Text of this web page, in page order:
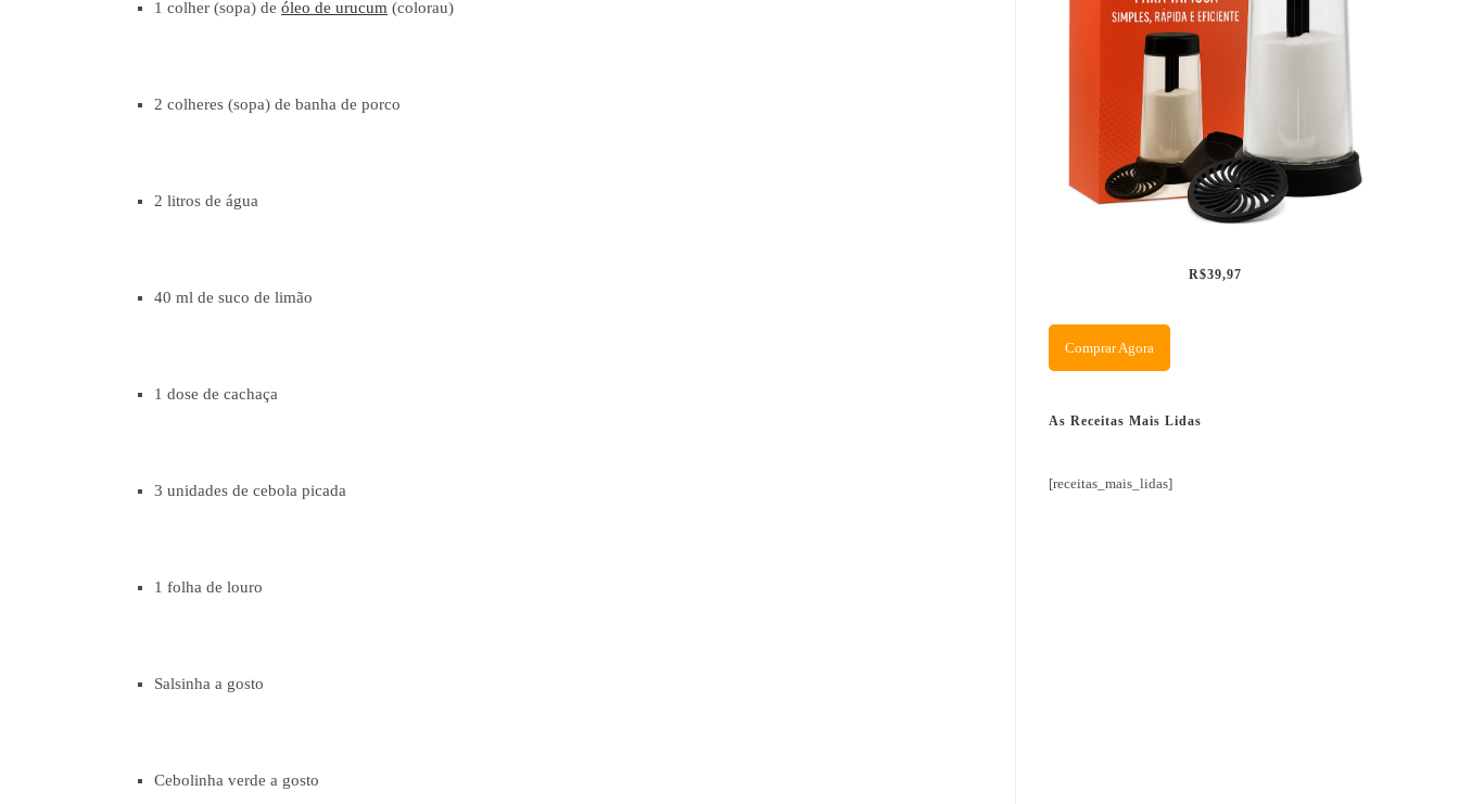
1 colher (sopa) de óleo de urucum (colorau)
2 colheres (sopa) de banha de porco
2 litros de água
40 ml de suco de limão
1 dose de cachaça
3 unidades de cebola picada
1 folha de louro
Salsinha a gosto
Cebolinha verde a gosto
R$39,97
Comprar Agora
As Receitas Mais Lidas
[receitas_mais_lidas]